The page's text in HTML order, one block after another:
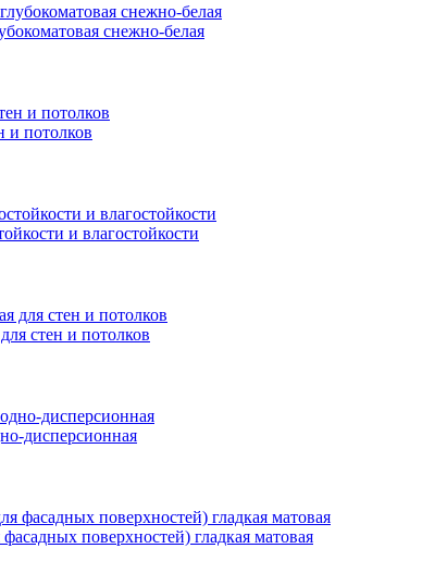
снежно-белая
и потолков
и влагостойкости
стен и потолков
дисперсионная
поверхностей) гладкая матовая